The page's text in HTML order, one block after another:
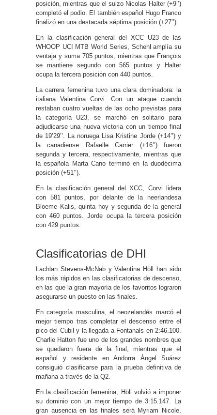
posición, mientras que el suizo Nicolas Halter (+9’’)
completó el podio. El también español Hugo Franco
finalizó en una destacada séptima posición (+27’’).
En la clasificación general del XCC U23 de las
WHOOP UCI MTB World Series, Schehl amplía su
ventaja y suma 705 puntos, mientras que François
se mantiene segundo con 565 puntos y Halter
ocupa la tercera posición con 440 puntos.
La carrera femenina tuvo una clara dominadora: la
italiana Valentina Corvi. Con un ataque cuando
restaban cuatro vueltas de las ocho previstas para
la categoría U23, se marchó en solitario para
adjudicarse una nueva victoria con un tiempo final
de 19’29’’. La noruega Lisa Kristine Jorde (+14’’) y
la canadiense Rafaelle Carrier (+16’’) fueron
segunda y tercera, respectivamente, mientras que
la española Marta Cano terminó en la duodécima
posición (+51’’).
En la clasificación general del XCC, Corvi lidera
con 581 puntos, por delante de la neerlandesa
Bloeme Kalis, quinta hoy y segunda de la general
con 460 puntos. Jorde ocupa la tercera posición
con 429 puntos.
Clasificatorias de DHI
Lachlan Stevens-McNab y Valentina Höll han sido
los más rápidos en las clasificatorias de descenso,
en las que la gran mayoría de los favoritos lograron
asegurarse un puesto en las finales.
En categoría masculina, el neozelandés marcó el
mejor tiempo tras completar el descenso entre el
pico del Cubil y la llegada a Fontanals en 2:46.100.
Charlie Hatton fue uno de los grandes nombres que
se quedaron fuera de la final, mientras que el
español y residente en Andorra Ángel Suárez
consiguió clasificarse para la prueba definitiva de
mañana a través de la Q2.
En la clasificación femenina, Höll volvió a imponer
su dominio con un mejor tiempo de 3:15.147. La
gran ausencia en las finales será Myriam Nicole,